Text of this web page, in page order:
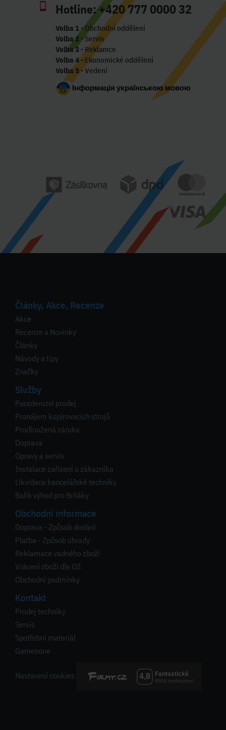
Hotline:+420 777 0000 32
Volba 1- Obchodní oddělení
Volba 2 - Servis
Volba 3 - Reklamce
Volba 4- Ekonomické oddělení
Volba 5- Vedení
Інформація українською мовою
Články, Akce, Recenze
Akce
Recenze a Novinky
Články
Návody a tipy
Značky
Služby
Poradenství prodej
Pronájem kopírovacích strojů
Prodloužená záruka
Doprava
Opravy a servis
Instalace zařízení u zákazníka
Likvidace kancelářské techniky
Balík výhod pro Brňáky
Obchodní informace
Doprava - Způsob dodání
Platba - Způsob úhrady
Reklamace vadného zboží
Vrácení zboží dle OZ
Obchodní podmínky
Kontakt
Prodej techniky
Servis
Spotřební materiál
Gamezone
Nastavení cookies